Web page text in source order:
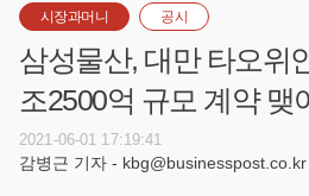
시장과머니 공시
삼성물산, 대만 타오위
조2500억 규모 계약 맺
2021-06-01 17:19:41
감병근 기자 - kbg@businesspost.co.kr